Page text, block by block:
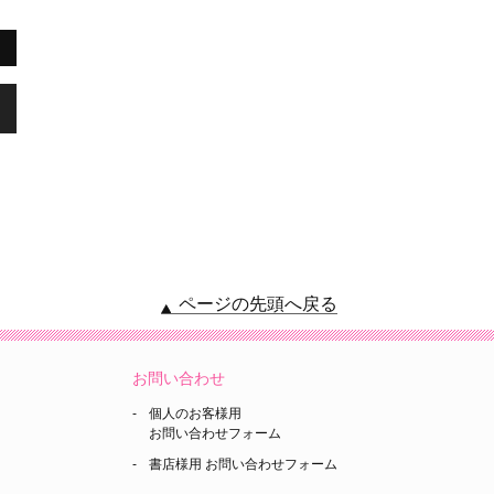
ページの先頭へ戻る
お問い合わせ
個人のお客様用
お問い合わせフォーム
書店様用 お問い合わせフォーム